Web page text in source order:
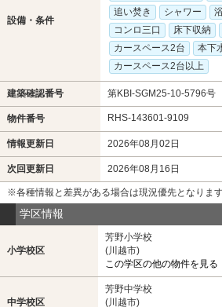
設備・条件
追い焚き
シャワー
コンロ三口
床下収納
カースペース2台
本下
カースペース2台以上
建築確認番号 第KBI-SGM25-10-5796号
物件番号 RHS-143601-9109
情報更新日 2026年08月02日
次回更新日 2026年08月16日
※各種情報と差異がある場合は現況優先となりま
学区情報
小学校区
芳野小学校
(川越市)
この学区の他の物件を見る
中学校区
芳野中学校
(川越市)